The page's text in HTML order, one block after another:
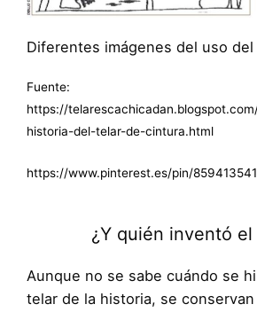
Diferentes imágenes del uso del
Fuente:
https://
historia-del-telar-de-cintura.html
https://www.pinterest.es/pin/
¿Y quién inventó el
Aunque no se sabe cuándo se
telar de la historia, se